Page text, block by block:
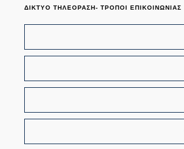
ΔΙΚΤΥΟ ΤΗΛΕΟΡΑΣΗ- ΤΡΟΠΟΙ ΕΠΙΚΟΙΝΩΝΙΑΣ